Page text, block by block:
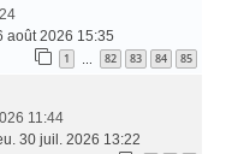
août 2026 15:35
1 82 83 84 85
11:44
30 juil. 2026 13:22